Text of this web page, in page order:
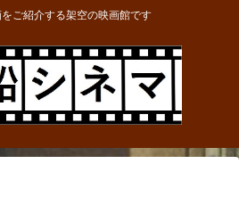
ご紹介する架空の映画館です